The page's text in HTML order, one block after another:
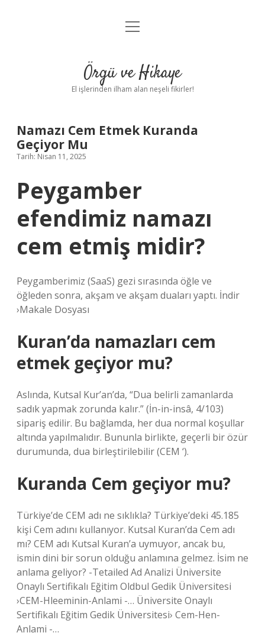
Anasayfa
Yasal Uyarı
menüyü
Örgü ve Hikaye
El işlerinden ilham alan neşeli fikirler!
Namazı Cem Etmek Kuranda
Geçiyor Mu
Tarih: Nisan 11, 2025
Peygamber
efendimiz namazı
cem etmiş midir?
Peygamberimiz (SaaS) gezi sırasında öğle ve
öğleden sonra, akşam ve akşam duaları yaptı. İndir
›Makale Dosyası
Kuran’da namazları cem
etmek geçiyor mu?
Aslında, Kutsal Kur’an’da, “Dua belirli zamanlarda
sadık yapmak zorunda kalır.” (İn-in-insâ, 4/103)
sipariş edilir. Bu bağlamda, her dua normal koşullar
altında yapılmalıdır. Bununla birlikte, geçerli bir özür
durumunda, dua birleştirilebilir (CEM ‘).
Kuranda Cem geçiyor mu?
Türkiye’de CEM adı ne sıklıkla? Türkiye’deki 45.185
kişi Cem adını kullanıyor. Kutsal Kuran’da Cem adı
mı? CEM adı Kutsal Kuran’a uymuyor, ancak bu,
ismin dini bir sorun olduğu anlamına gelmez. İsim ne
anlama geliyor? -Tetailed Ad Analizi Üniversite
Onaylı Sertifikalı Eğitim Oldbul Gedik Üniversitesi
›CEM-Hleeminin-Anlami -… Üniversite Onaylı
Sertifikalı Eğitim Gedik Üniversitesi› Cem-Hen-
Anlami -…